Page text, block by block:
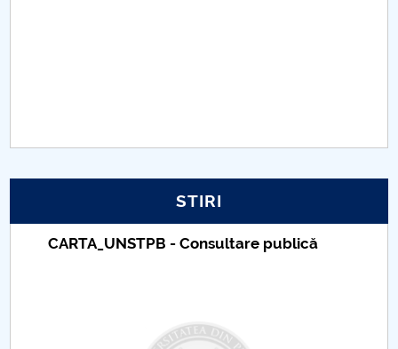
Proiect SU-ETIC
UNIVERSITATE pentru comunitate
STIRI
CARTA_UNSTPB - Consultare publică